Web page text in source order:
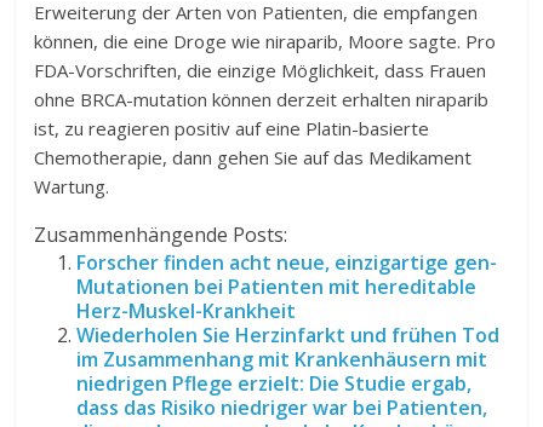
Erweiterung der Arten von Patienten, die empfangen
können, die eine Droge wie niraparib, Moore sagte. Pro
FDA-Vorschriften, die einzige Möglichkeit, dass Frauen
ohne BRCA-mutation können derzeit erhalten niraparib
ist, zu reagieren positiv auf eine Platin-basierte
Chemotherapie, dann gehen Sie auf das Medikament
Wartung.
Zusammenhängende Posts:
Forscher finden acht neue, einzigartige gen-
Mutationen bei Patienten mit hereditable
Herz-Muskel-Krankheit
Wiederholen Sie Herzinfarkt und frühen Tod
im Zusammenhang mit Krankenhäusern mit
niedrigen Pflege erzielt: Die Studie ergab,
dass das Risiko niedriger war bei Patienten,